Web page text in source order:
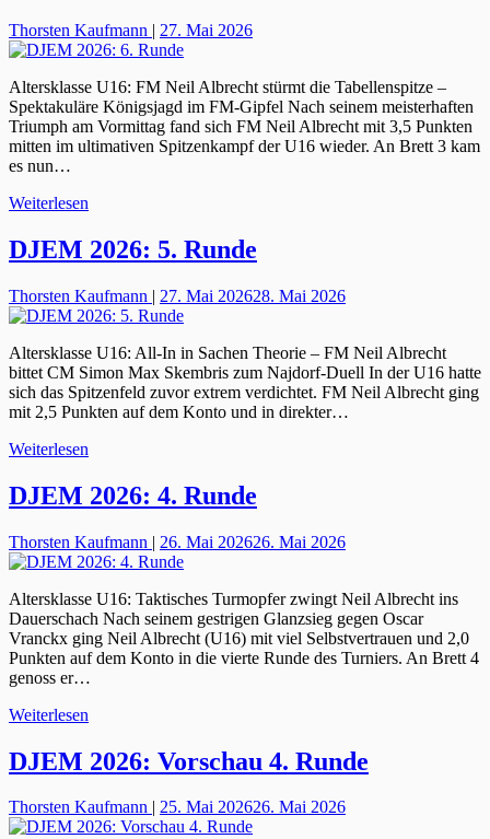
Thorsten Kaufmann | 27. Mai 2026
Altersklasse U16: FM Neil Albrecht stürmt die Tabellenspitze –
Spektakuläre Königsjagd im FM-Gipfel Nach seinem meisterhaften
Triumph am Vormittag fand sich FM Neil Albrecht mit 3,5 Punkten
mitten im ultimativen Spitzenkampf der U16 wieder. An Brett 3 kam
es nun…
Weiterlesen
DJEM 2026: 5. Runde
Thorsten Kaufmann | 27. Mai 202628. Mai 2026
Altersklasse U16: All-In in Sachen Theorie – FM Neil Albrecht
bittet CM Simon Max Skembris zum Najdorf-Duell In der U16 hatte
sich das Spitzenfeld zuvor extrem verdichtet. FM Neil Albrecht ging
mit 2,5 Punkten auf dem Konto und in direkter…
Weiterlesen
DJEM 2026: 4. Runde
Thorsten Kaufmann | 26. Mai 202626. Mai 2026
Altersklasse U16: Taktisches Turmopfer zwingt Neil Albrecht ins
Dauerschach Nach seinem gestrigen Glanzsieg gegen Oscar
Vranckx ging Neil Albrecht (U16) mit viel Selbstvertrauen und 2,0
Punkten auf dem Konto in die vierte Runde des Turniers. An Brett 4
genoss er…
Weiterlesen
DJEM 2026: Vorschau 4. Runde
Thorsten Kaufmann | 25. Mai 202626. Mai 2026